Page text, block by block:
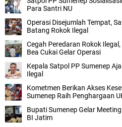
Para Santri NU
Operasi Disejumlah Tempat,
Batang Rokok Ilegal
Cegah Peredaran Rokok
Bea Cukai Gelar Operasi
Kepala Satpol PP Sumenep
Ilegal
Kometmen Berikan Akses
Sumenep Raih Penghargaan
Bupati Sumenep Gelar
BI Jatim